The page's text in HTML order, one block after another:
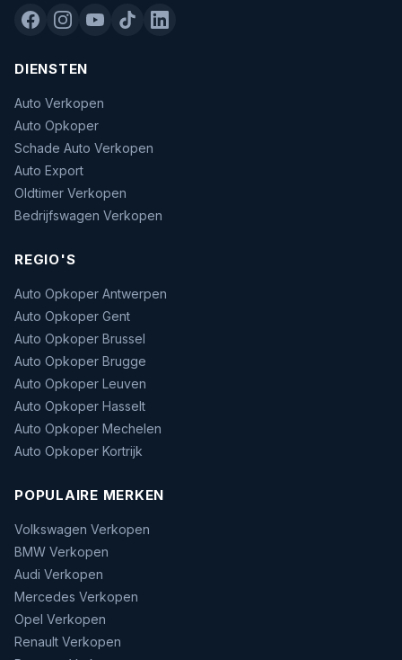
DIENSTEN
Auto Verkopen
Auto Opkoper
Schade Auto Verkopen
Auto Export
Oldtimer Verkopen
Bedrijfswagen Verkopen
REGIO'S
Auto Opkoper Antwerpen
Auto Opkoper Gent
Auto Opkoper Brussel
Auto Opkoper Brugge
Auto Opkoper Leuven
Auto Opkoper Hasselt
Auto Opkoper Mechelen
Auto Opkoper Kortrijk
POPULAIRE MERKEN
Volkswagen Verkopen
BMW Verkopen
Audi Verkopen
Mercedes Verkopen
Opel Verkopen
Renault Verkopen